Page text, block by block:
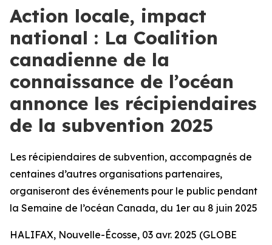
Action locale, impact
national : La Coalition
canadienne de la
connaissance de l’océan
annonce les récipiendaires
de la subvention 2025
Les récipiendaires de subvention, accompagnés de
centaines d’autres organisations partenaires,
organiseront des événements pour le public pendant
la Semaine de l’océan Canada, du 1er au 8 juin 2025
HALIFAX, Nouvelle-Écosse, 03 avr. 2025 (GLOBE